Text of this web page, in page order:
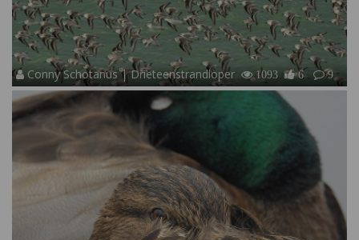
Conny Schotanus | Drieteenstrandloper 1093 6 9